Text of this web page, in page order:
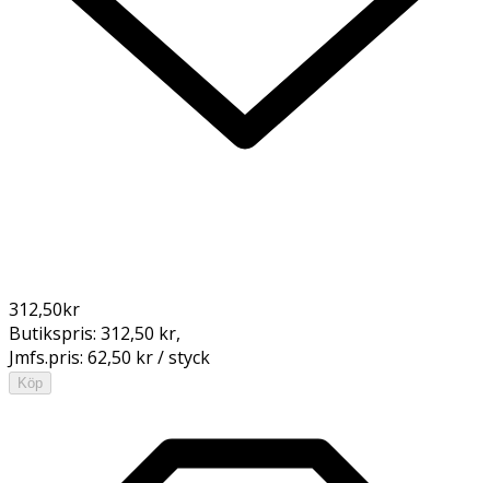
312,50kr
Butikspris: 312,50 kr,
Jmfs.pris: 62,50 kr / styck
Köp